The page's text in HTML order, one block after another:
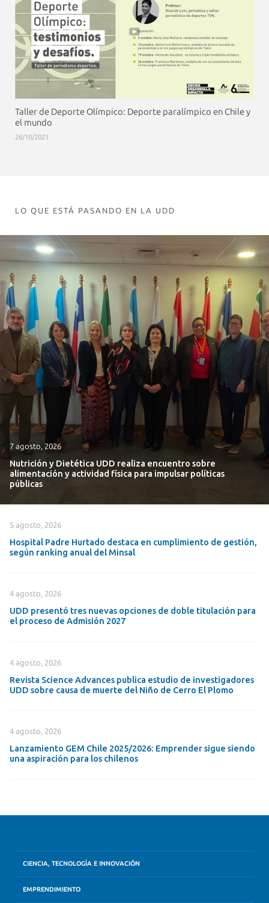
Taller de Deporte Olímpico: Deporte paralímpico en Chile y
el mundo
26/10/2021
LO QUE ESTÁ PASANDO EN LA UDD
7 agosto, 2026
Nutrición y Dietética UDD realiza encuentro sobre
alimentación y actividad física para impulsar políticas
públicas
5 agosto, 2026
Hospital Padre Hurtado destaca en cumplimiento de gestión,
según ranking anual del Minsal
4 agosto, 2026
UDD presentó tres nuevas opciones de doble titulación para
el proceso de Admisión 2027
4 agosto, 2026
Revista Science Advances publica estudio de investigadores
UDD sobre causa de muerte del Niño de Cerro El Plomo
4 agosto, 2026
Lanzamiento GEM Chile 2025/2026: Emprender sigue siendo
una aspiración para los chilenos
CIENCIA, TECNOLOGÍA E INNOVACIÓN
EMPRENDIMIENTO